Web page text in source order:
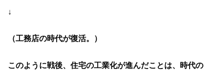
↓
（工務店の時代が復活。）
このように戦後、住宅の工業化が進んだことは、時代の